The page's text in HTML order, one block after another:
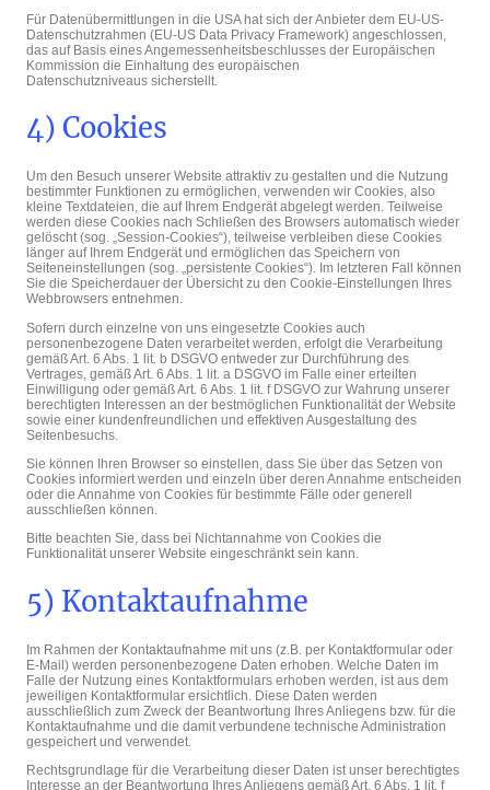
Für Datenübermittlungen in die USA hat sich der Anbieter dem EU-US-
Datenschutzrahmen (EU-US Data Privacy Framework) angeschlossen,
das auf Basis eines Angemessenheitsbeschlusses der Europäischen
Kommission die Einhaltung des europäischen
Datenschutzniveaus sicherstellt.
4) Cookies
Um den Besuch unserer Website attraktiv zu gestalten und die Nutzung
bestimmter Funktionen zu ermöglichen, verwenden wir Cookies, also
kleine Textdateien, die auf Ihrem Endgerät abgelegt werden. Teilweise
werden diese Cookies nach Schließen des Browsers automatisch wieder
gelöscht (sog. „Session-Cookies“), teilweise verbleiben diese Cookies
länger auf Ihrem Endgerät und ermöglichen das Speichern von
Seiteneinstellungen (sog. „persistente Cookies“). Im letzteren Fall können
Sie die Speicherdauer der Übersicht zu den Cookie-Einstellungen Ihres
Webbrowsers entnehmen.
Sofern durch einzelne von uns eingesetzte Cookies auch
personenbezogene Daten verarbeitet werden, erfolgt die Verarbeitung
gemäß Art. 6 Abs. 1 lit. b DSGVO entweder zur Durchführung des
Vertrages, gemäß Art. 6 Abs. 1 lit. a DSGVO im Falle einer erteilten
Einwilligung oder gemäß Art. 6 Abs. 1 lit. f DSGVO zur Wahrung unserer
berechtigten Interessen an der bestmöglichen Funktionalität der Website
sowie einer kundenfreundlichen und effektiven Ausgestaltung des
Seitenbesuchs.
Sie können Ihren Browser so einstellen, dass Sie über das Setzen von
Cookies informiert werden und einzeln über deren Annahme entscheiden
oder die Annahme von Cookies für bestimmte Fälle oder generell
ausschließen können.
Bitte beachten Sie, dass bei Nichtannahme von Cookies die
Funktionalität unserer Website eingeschränkt sein kann.
5) Kontaktaufnahme
Im Rahmen der Kontaktaufnahme mit uns (z.B. per Kontaktformular oder
E-Mail) werden personenbezogene Daten erhoben. Welche Daten im
Falle der Nutzung eines Kontaktformulars erhoben werden, ist aus dem
jeweiligen Kontaktformular ersichtlich. Diese Daten werden
ausschließlich zum Zweck der Beantwortung Ihres Anliegens bzw. für die
Kontaktaufnahme und die damit verbundene technische Administration
gespeichert und verwendet.
Rechtsgrundlage für die Verarbeitung dieser Daten ist unser berechtigtes
Interesse an der Beantwortung Ihres Anliegens gemäß Art. 6 Abs. 1 lit. f